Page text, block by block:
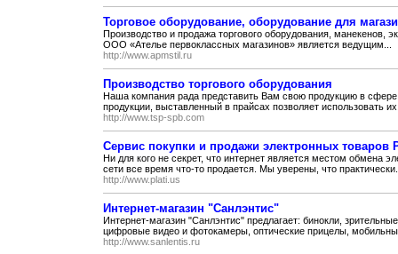
Торговое оборудование, оборудование для
Производство и продажа торгового оборудования, манекенов,
ООО «Ателье первоклассных магазинов» является ведущим...
http://www.apmstil.ru
Производство торгового оборудования
Наша компания рада представить Вам свою продукцию в сфере
продукции, выставленный в прайсах позволяет использовать
http://www.tsp-spb.com
Сервис покупки и продажи электронных товаров
Ни для кого не секрет, что интернет является местом обмена
сети все время что-то продается. Мы уверены, что
http://www.plati.us
Интернет-магазин "Санлэнтис"
Интернет-магазин "Санлэнтис" предлагает: бинокли,
цифровые видео и фотокамеры, оптические прицелы,
http://www.sanlentis.ru